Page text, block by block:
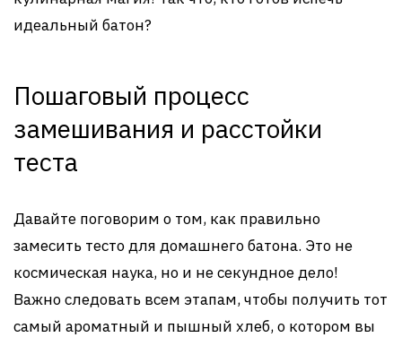
идеальный батон?
Пошаговый процесс
замешивания и расстойки
теста
Давайте поговорим о том, как правильно
замесить тесто для домашнего батона. Это не
космическая наука, но и не секундное дело!
Важно следовать всем этапам, чтобы получить тот
самый ароматный и пышный хлеб, о котором вы